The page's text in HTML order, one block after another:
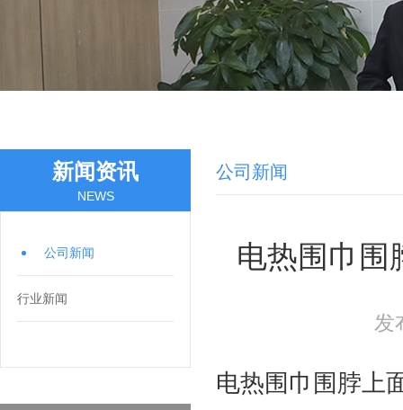
新闻资讯
NEWS
公司新闻
行业新闻
公司新闻
电热围巾围
发
电热围巾围脖上